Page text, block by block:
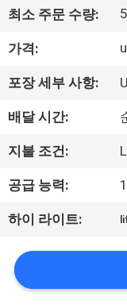
회
사
소
개
공
장
학
최소 주문 수량:
가격:
포장 세부 사항:
배달 시간:
지불 조건:
공급 능력:
하이 라이트: